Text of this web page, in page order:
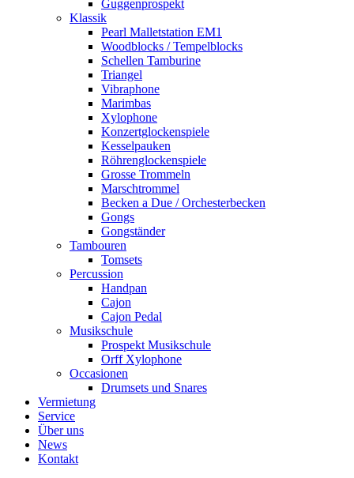
Guggenprospekt
Klassik
Pearl Malletstation EM1
Woodblocks / Tempelblocks
Schellen Tamburine
Triangel
Vibraphone
Marimbas
Xylophone
Konzertglockenspiele
Kesselpauken
Röhren­glocken­spiele
Grosse Trommeln
Marschtrommel
Becken a Due / Orchester­becken
Gongs
Gongständer
Tambouren
Tomsets
Percussion
Handpan
Cajon
Cajon Pedal
Musikschule
Prospekt Musikschule
Orff Xylophone
Occasionen
Drumsets und Snares
Vermietung
Service
Über uns
News
Kontakt